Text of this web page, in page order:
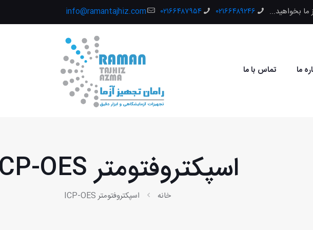
ما بخواهید... ۰۲۱۶۶۴۸۹۲۴۶ ۰۲۱۶۶۴۸۷۹۵۴ info@ramantajhiz.com
ما تماس با ما
اسپکتروفتومتر ICP-OES
خانه اسپکتروفتومتر ICP-OES